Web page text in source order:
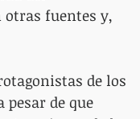
fuentes y,
de los
de que